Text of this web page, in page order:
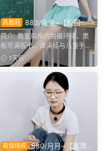
高跟鞋 883/兔兔~【校园清
欢】黑板课桌椅为伴，水手服
演绎烂漫青春光景。
简介: 教室风格的拍摄环境，黑
板写满板书，课桌椅与儿童手绘
作品烘托校园氛围。兔...
1天前
瑜伽挠痒 880/月月~【室隅